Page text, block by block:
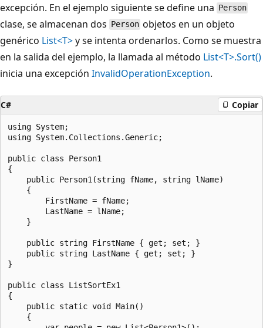
excepción. En el ejemplo siguiente se define una Person
clase, se almacenan dos Person objetos en un objeto
genérico List<T>y se intenta ordenarlos. Como se muestra
en la salida del ejemplo, la llamada al método List<T>.Sort()
inicia una excepción InvalidOperationException.
C# Copiar
using System;
using System.Collections.Generic;
public class Person1
{
    public Person1(string fName, string lName)
    {
        FirstName = fName;
        LastName = lName;
    }
    public string FirstName { get; set; }
    public string LastName { get; set; }
}
public class ListSortEx1
{
    public static void Main()
    {